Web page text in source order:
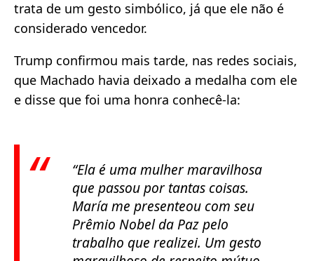
trata de um gesto simbólico, já que ele não é
considerado vencedor.
Trump confirmou mais tarde, nas redes sociais,
que Machado havia deixado a medalha com ele
e disse que foi uma honra conhecê-la:
“Ela é uma mulher maravilhosa
que passou por tantas coisas.
María me presenteou com seu
Prêmio Nobel da Paz pelo
trabalho que realizei. Um gesto